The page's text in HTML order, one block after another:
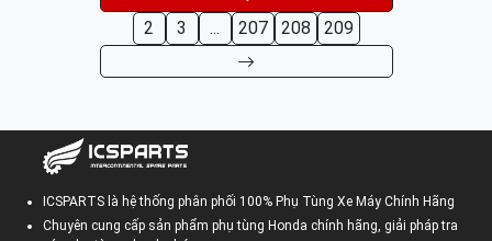
2
3 ... 207 208 209
ICSPARTS là hệ thống phân phối 100% Phụ Tùng Xe Máy Chính Hãng
Chuyên cung cấp sản phẩm phụ tùng Honda chính hãng, giải pháp tra